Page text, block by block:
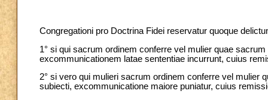
Congregationi pro Doctrina Fidei reservatur quoque
1° si qui sacrum ordinem conferre vel mulier quae
excommunicationem latae sententiae incurrunt, cuius
2° si vero qui mulieri sacrum ordinem conferre vel mulier
subiecti, excommunicatione maiore puniatur, cuius